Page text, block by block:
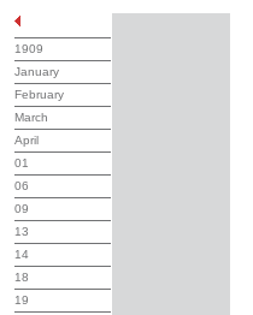
1909
January
February
March
April
01
06
09
13
14
18
19